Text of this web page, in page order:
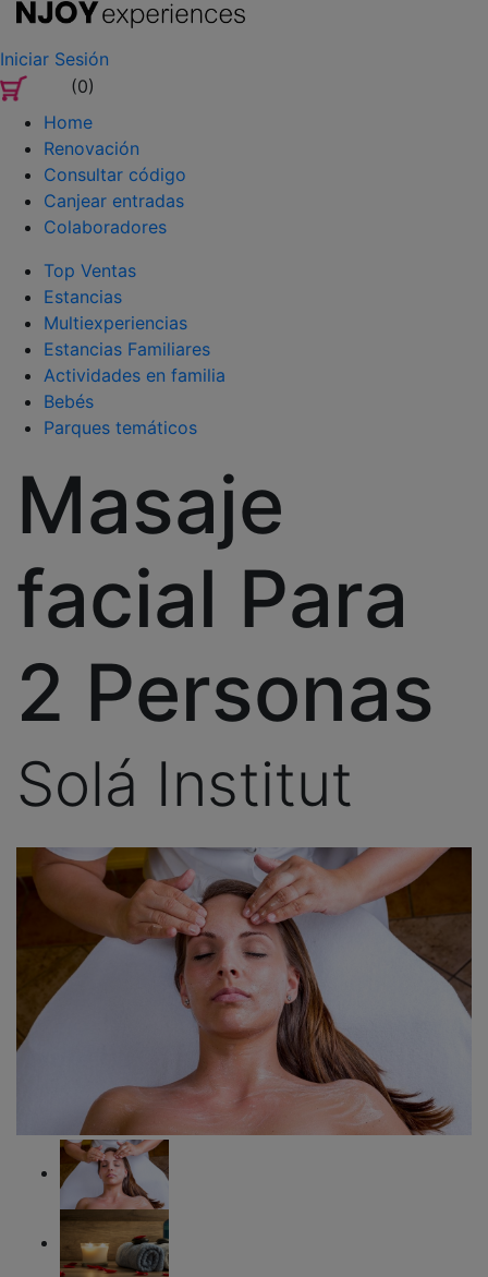
Iniciar Sesión
(0)
Home
Renovación
Consultar código
Canjear entradas
Colaboradores
Top Ventas
Estancias
Multiexperiencias
Estancias Familiares
Actividades en familia
Bebés
Parques temáticos
Masaje
facial Para
2 Personas
Solá Institut